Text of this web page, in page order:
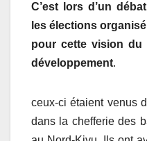
C’est lors d’un
les élections organisé
pour cette vision du
développement.
ceux-ci étaient venus
dans la chefferie des